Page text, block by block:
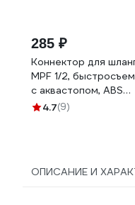
285 ₽
Коннектор для
MPF 1/2,
с аквастопом, ABS
пластик/резина
4.7(9)
ОПИСАНИЕ И